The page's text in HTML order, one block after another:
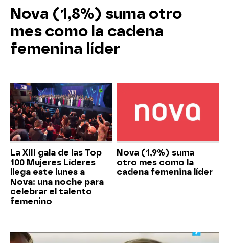
Nova (1,8%) suma otro
mes como la cadena
femenina líder
La XIII gala de las Top
100 Mujeres Líderes
llega este lunes a
Nova: una noche para
celebrar el talento
femenino
Nova (1,9%) suma
otro mes como la
cadena femenina líder